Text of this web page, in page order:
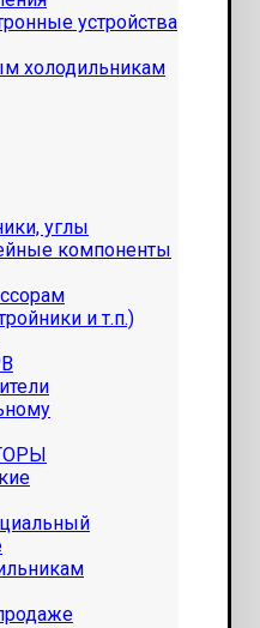
устройства
холодильникам
углы
компоненты
и т.п.)